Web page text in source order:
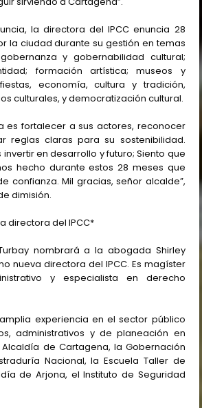
la directora del IPCC enuncia 28
la ciudad durante su gestión en temas
y gobernabilidad cultural;
formación artística; museos y
economía, cultura y tradición,
culturales, y democratización cultural.
es fortalecer a sus actores, reconocer
reglas claras para su sostenibilidad.
invertir en desarrollo y futuro; Siento que
hecho durante estos 28 meses que
confianza. Mil gracias, señor alcalde”,
dimisión.
directora del IPCC*
nombrará a la abogada Shirley
nueva directora del IPCC. Es magíster
y especialista en derecho
experiencia en el sector público
administrativos y de planeación en
de Cartagena, la Gobernación
Nacional, la Escuela Taller de
de Arjona, el Instituto de Seguridad